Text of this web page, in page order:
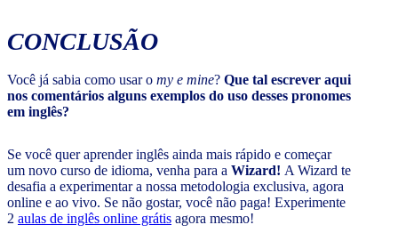
CONCLUSÃO
Você já sabia como usar o my e mine? Que tal escrever aqui
nos comentários alguns exemplos do uso desses pronomes
em inglês?
Se você quer aprender inglês ainda mais rápido e começar
um novo curso de idioma, venha para a Wizard! A Wizard te
desafia a experimentar a nossa metodologia exclusiva, agora
online e ao vivo. Se não gostar, você não paga! Experimente
2 aulas de inglês online grátis agora mesmo!